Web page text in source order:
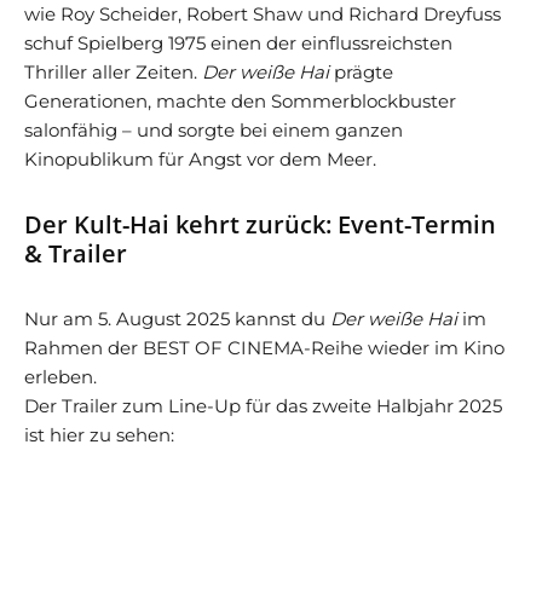
wie Roy Scheider, Robert Shaw und Richard Dreyfuss
schuf Spielberg 1975 einen der einflussreichsten
Thriller aller Zeiten. Der weiße Haiprägte
Generationen, machte den Sommerblockbuster
salonfähig – und sorgte bei einem ganzen
Kinopublikum für Angst vor dem Meer.
Der Kult-Hai kehrt zurück: Event-Termin
& Trailer
Nur am 5. August 2025 kannst du Der weiße Haiim
Rahmen der BEST OF CINEMA-Reihe wieder im Kino
erleben.
Der Trailer zum Line-Up für das zweite Halbjahr 2025
ist hier zu sehen: